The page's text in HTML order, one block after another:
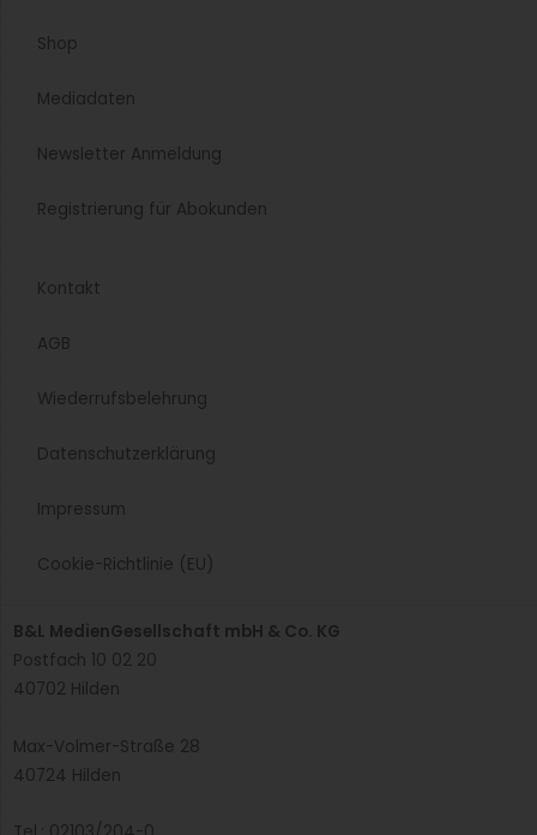
bzw. GV-Team des Jahres gekürt
Auszeichnung der GV-Manager des Jahres und zum 6. Mal
die Gewinner.
Jetzt mal ehrlich, Peter Beer!
Ein Wasserschaden in der Zentralküche der Kliniken Essen-
Mitte war im Frühjahr 2025 eine besondere
Einblick, wie das Küchenteam dieser Herr wurde.
Weiterlesen »